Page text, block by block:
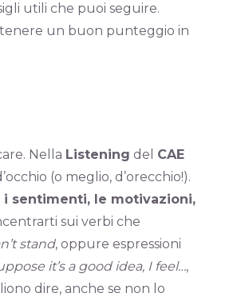
utili che puoi seguire.
un buon punteggio in
Nella Listening del CAE
(o meglio, d’orecchio!).
sentimenti, le motivazioni,
sui verbi che
stand, oppure espressioni
it’s a good idea, I feel…,
dire, anche se non lo